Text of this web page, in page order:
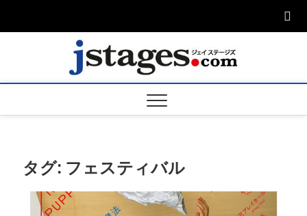
ージ
タグ: フェスティバル